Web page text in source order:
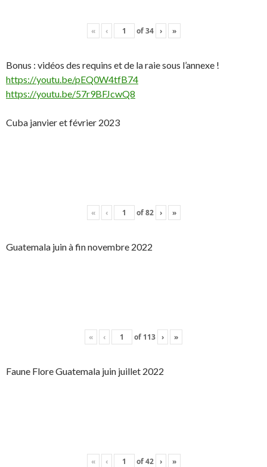
« ‹ of34 › »
Bonus : vidéos des requins et de la raie sous l’annexe !
https://youtu.be/pEQ0W4tfB74
https://youtu.be/57r9BFJcwQ8
Cuba janvier et février 2023
« ‹ of82 › »
Guatemala juin à fin novembre 2022
« ‹ of 113 › »
Faune Flore Guatemala juin juillet 2022
« ‹ of42 › »